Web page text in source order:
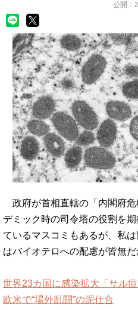
公開：
政府が首相直轄の「内閣府
デミック時の司令塔の役割を
ているマスコミもあるが、私
はバイオテロへの配慮が皆無だ
世界23カ国に感染拡大「サル
欧米で“場外乱闘”の泥仕合